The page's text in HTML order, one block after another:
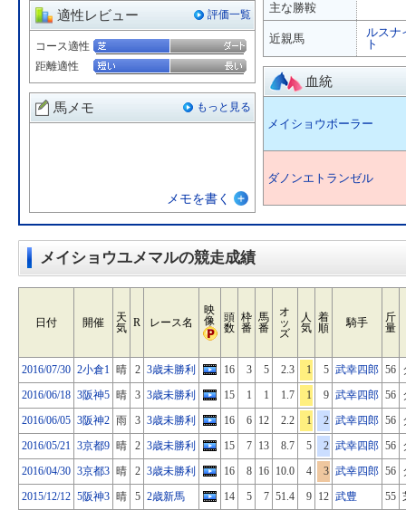
適性レビュー 評価一覧
コース適性
距離適性
馬メモ もっと見る
メモを書く
主な勝鞍
近親馬
ルスナ
ト
血統
メイショウボーラー
ダノンエトランゼル
メイショウユメマルの競走成績
日付 開催
天
気 R レース名
映
像
頭
数
枠
番
馬
番
オ
ッ
ズ
人
気
着
順
騎手
斤
量
2016/07/30 2小倉1 晴 2 3歳未勝利 16 3 5 2.3 1 5 武幸四郎 56
2016/06/18 3阪神5 晴 3 3歳未勝利 15 1 1 1.7 1 9 武幸四郎 56
2016/06/05 3阪神2 雨 3 3歳未勝利 16 6 12 2.2 1 2 武幸四郎 56
2016/05/21 3京都9 晴 2 3歳未勝利 15 7 13 8.7 5 2 武幸四郎 56
2016/04/30 3京都3 晴 2 3歳未勝利 16 8 16 10.0 4 3 武幸四郎 56
2015/12/12 5阪神3 晴 5 2歳新馬 14 5 7 51.4 9 12 武豊 55